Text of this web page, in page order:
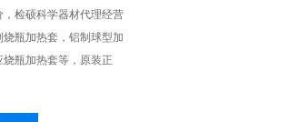
检硕科学器材代理经营
瓶加热套，铝制球型加
瓶加热套等，原装正